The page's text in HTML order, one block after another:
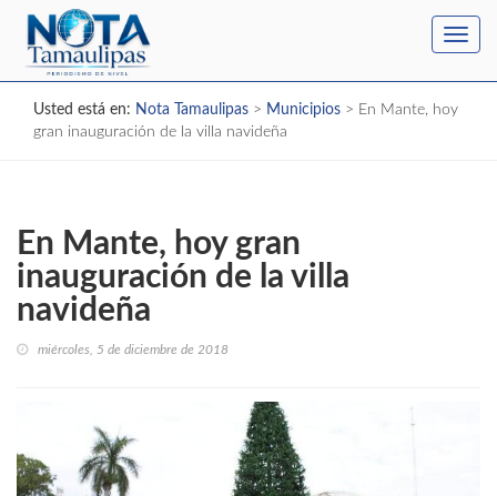
Usted está en: Nota Tamaulipas > Municipios > En Mante, hoy
gran inauguración de la villa navideña
En Mante, hoy gran
inauguración de la villa
navideña
miércoles, 5 de diciembre de 2018